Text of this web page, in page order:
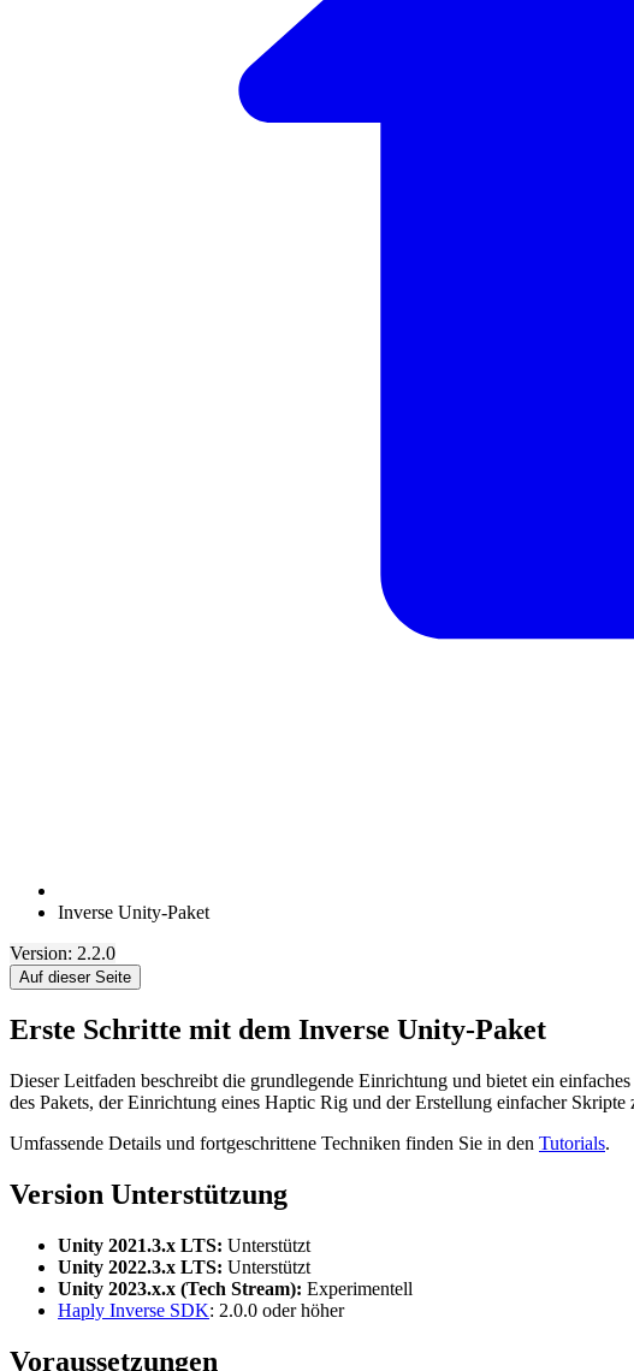
Inverse Unity-Paket
Version: 2.2.0
Auf dieser Seite
Erste Schritte mit dem Inverse Unity-Paket
Dieser Leitfaden beschreibt die grundlegende Einrichtung und bietet ein
des Pakets, der Einrichtung eines Haptic Rig und der Erstellung einfacher
Umfassende Details und fortgeschrittene Techniken finden Sie in den Tutorials.
Version Unterstützung
Unity 2021.3.x LTS: Unterstützt
Unity 2022.3.x LTS: Unterstützt
Unity 2023.x.x (Tech Stream): Experimentell
Haply Inverse SDK: 2.0.0 oder höher
Voraussetzungen